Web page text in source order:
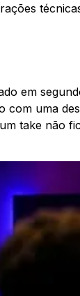
em
com uma
take não